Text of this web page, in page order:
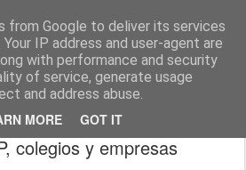
from Google to deliver its services
IP address and user-agent are
with performance and security
of service, generate usage
and address abuse.
MORE GOT IT
y más pedagogía conceptos y reflexiones sobre la sociedad de la información
grupos de whatsapp de las
colegios y empresas